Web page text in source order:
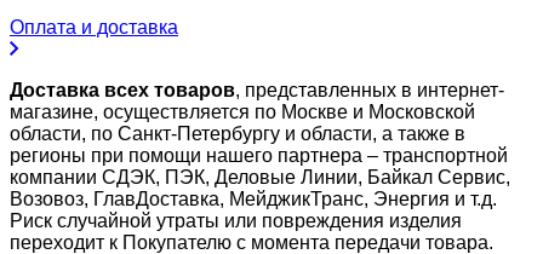
Оплата и доставка
Доставка всех товаров, представленных в интернет-
магазине, осуществляется по Москве и Московской
области, по Санкт-Петербургу и области, а также в
регионы при помощи нашего партнера – транспортной
компании СДЭК, ПЭК, Деловые Линии, Байкал Сервис,
Возовоз, ГлавДоставка, МейджикТранс, Энергия и т.д.
Риск случайной утраты или повреждения изделия
переходит к Покупателю с момента передачи товара.